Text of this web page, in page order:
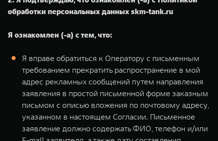
обработки персональных данных skm-tank.ru
Я ознакомлен (-а) с тем, что:
Я вправе обратиться к Оператору с письменным
требованием прекратить распространение в мой
адрес рекламных сообщений путем направления
заявления в простой письменной форме заказным
письмом с описью вложения по почтовому адресу,
указанном в настоящем Согласии. Письменное
заявление должно содержать ФИО, телефон и/или